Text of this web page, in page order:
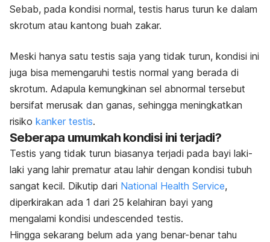
Sebab, pada kondisi normal, testis harus turun ke dalam
skrotum atau kantong buah zakar.
Meski hanya satu testis saja yang tidak turun, kondisi ini
juga bisa memengaruhi testis normal yang berada di
skrotum. Adapula kemungkinan sel abnormal tersebut
bersifat merusak dan ganas, sehingga meningkatkan
risiko kanker testis.
Seberapa umumkah kondisi ini terjadi?
Testis yang tidak turun biasanya terjadi pada bayi laki-
laki yang lahir prematur atau lahir dengan kondisi tubuh
sangat kecil. Dikutip dari National Health Service,
diperkirakan ada 1 dari 25 kelahiran bayi yang
mengalami kondisi undescended testis.
Hingga sekarang belum ada yang benar-benar tahu